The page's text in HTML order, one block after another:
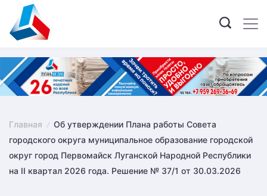
content
Главная
Об утверждении Плана работы Совета
городского округа муниципальное образование городской
округ город Первомайск Луганской Народной Республики
на II квартал 2026 года. Решение № 37/1 от 30.03.2026